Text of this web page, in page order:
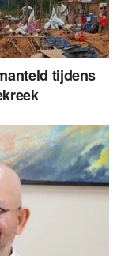
tijdens